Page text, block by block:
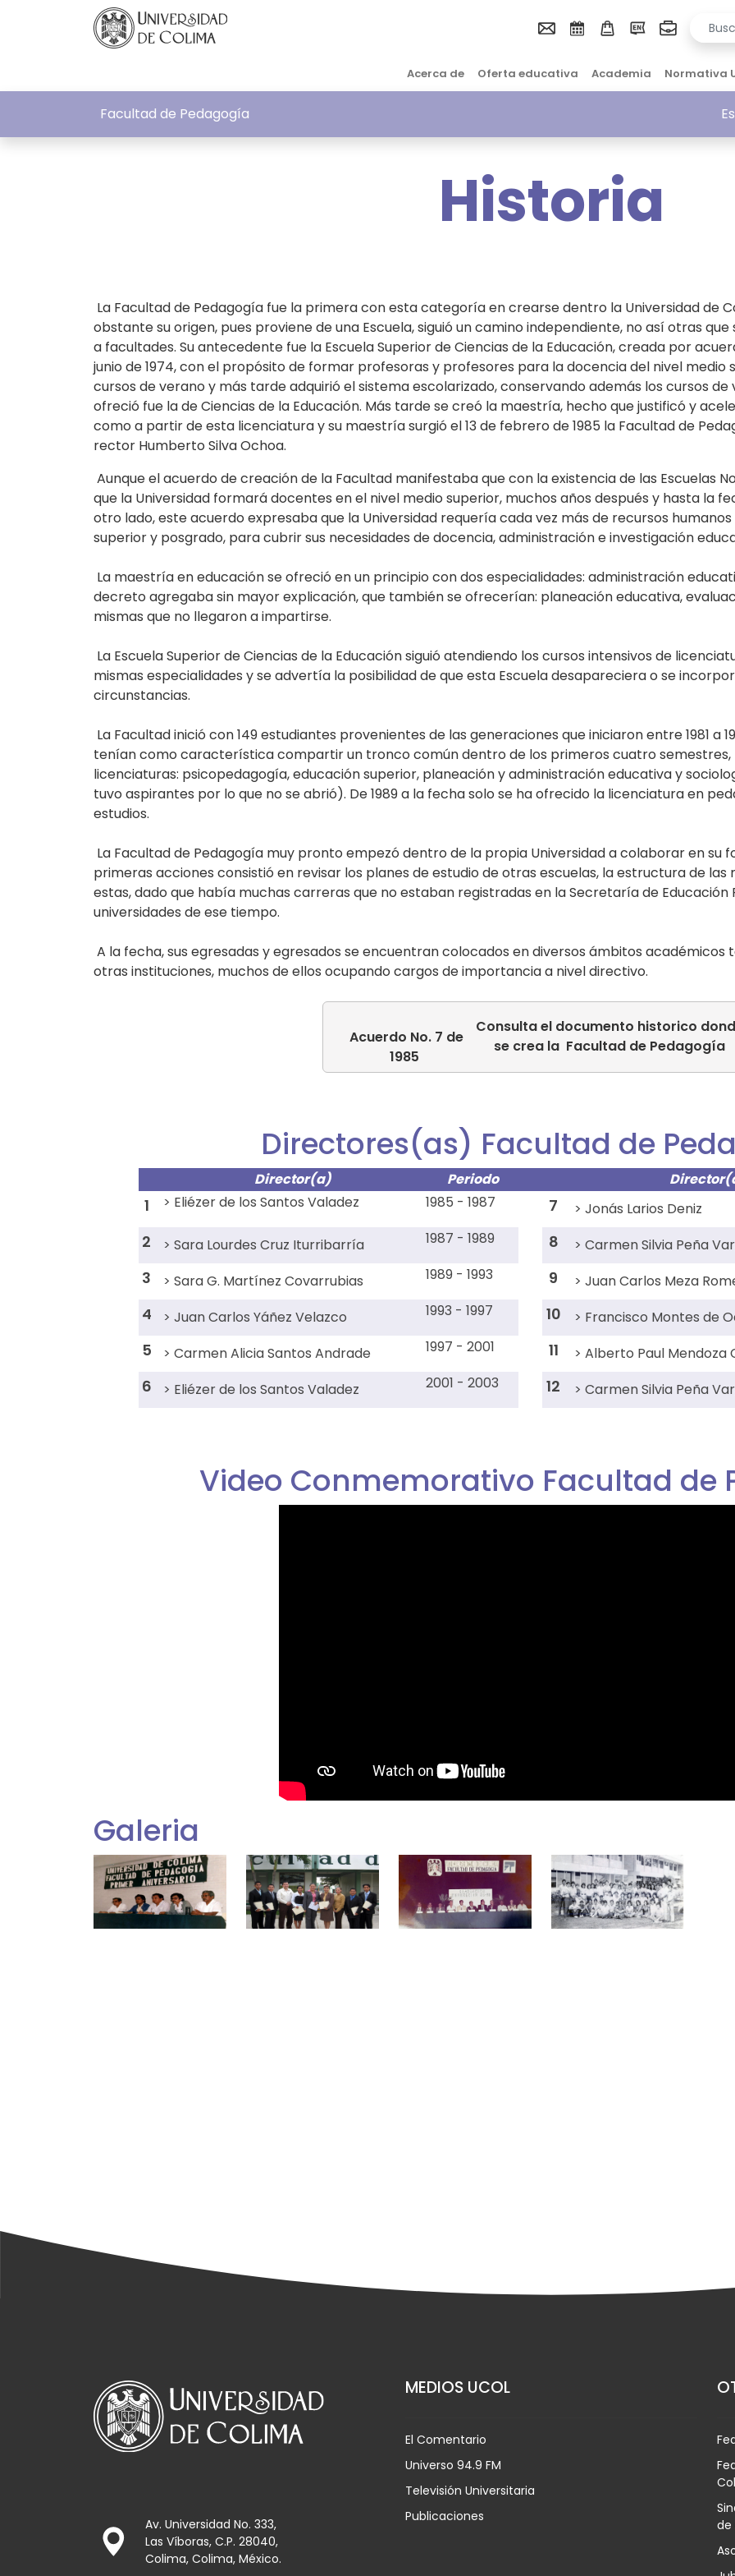
Acerca de Oferta educativa Academia Normativa
Facultad de Pedagogía
Historia
La Facultad de Pedagogía fue la primera con esta categoría en crearse dentro la Universidad de
obstante su origen, pues proviene de una Escuela, siguió un camino independiente, no así otras
a facultades. Su antecedente fue la Escuela Superior de Ciencias de la Educación, creada por
junio de 1974, con el propósito de formar profesoras y profesores para la docencia del nivel medio
cursos de verano y más tarde adquirió el sistema escolarizado, conservando además los cursos
ofreció fue la de Ciencias de la Educación. Más tarde se creó la maestría, hecho que justificó y
como a partir de esta licenciatura y su maestría surgió el 13 de febrero de 1985 la Facultad de
rector Humberto Silva Ochoa.
Aunque el acuerdo de creación de la Facultad manifestaba que con la existencia de las Escuelas
que la Universidad formará docentes en el nivel medio superior, muchos años después y hasta la
otro lado, este acuerdo expresaba que la Universidad requería cada vez más de recursos
superior y posgrado, para cubrir sus necesidades de docencia, administración e investigación
La maestría en educación se ofreció en un principio con dos especialidades: administración
decreto agregaba sin mayor explicación, que también se ofrecerían: planeación educativa,
mismas que no llegaron a impartirse.
La Escuela Superior de Ciencias de la Educación siguió atendiendo los cursos intensivos de
mismas especialidades y se advertía la posibilidad de que esta Escuela desapareciera o se
circunstancias.
La Facultad inició con 149 estudiantes provenientes de las generaciones que iniciaron entre 1981 a
tenían como característica compartir un tronco común dentro de los primeros cuatro semestres,
licenciaturas: psicopedagogía, educación superior, planeación y administración educativa y
tuvo aspirantes por lo que no se abrió). De 1989 a la fecha solo se ha ofrecido la licenciatura en
estudios.
La Facultad de Pedagogía muy pronto empezó dentro de la propia Universidad a colaborar en su
primeras acciones consistió en revisar los planes de estudio de otras escuelas, la estructura de
estas, dado que había muchas carreras que no estaban registradas en la Secretaría de Educación
universidades de ese tiempo.
A la fecha, sus egresadas y egresados se encuentran colocados en diversos ámbitos
otras instituciones, muchos de ellos ocupando cargos de importancia a nivel directivo.
Acuerdo No. 7 de
1985
Consulta el documento historico
se crea la Facultad de Pedagogía
Directores(as) Facultad de
Director(a) Periodo
1 > Eliézer de los Santos Valadez 1985 - 1987 7 > Jonás Larios Deniz
2 > Sara Lourdes Cruz Iturribarría 1987 - 1989 8 > Carmen Silvia Peña
3 > Sara G. Martínez Covarrubias 1989 - 1993 9 > Juan Carlos Meza
4 > Juan Carlos Yáñez Velazco 1993 - 1997 10 > Francisco Montes de
5 > Carmen Alicia Santos Andrade 1997 - 2001 11 > Alberto Paul Mendoza
6 > Eliézer de los Santos Valadez 2001 - 2003 12 > Carmen Silvia Peña
Video Conmemorativo Facultad de
Galeria
Av. Universidad No. 333,
Las Víboras, C.P. 28040,
Colima, Colima, México.
MEDIOS UCOL
El Comentario
Universo 94.9 FM
Televisión Universitaria
Publicaciones
de